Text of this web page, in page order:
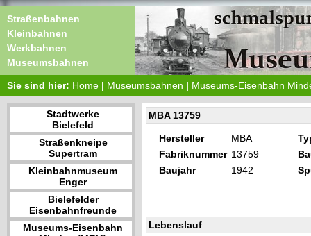
Straßenbahnen
Kleinbahnen
Werkbahnen
Museumsbahnen
Sie sind hier: Home | Museumsbahnen | Museums-Eisenbahn
Stadtwerke
Bielefeld
Straßenkneipe
Supertram
Kleinbahnmuseum
Enger
Bielefelder
Eisenbahnfreunde
Museums-Eisenbahn
MBA 13759
Hersteller MBA
Fabriknummer 13759
Baujahr
1942
Lebenslauf